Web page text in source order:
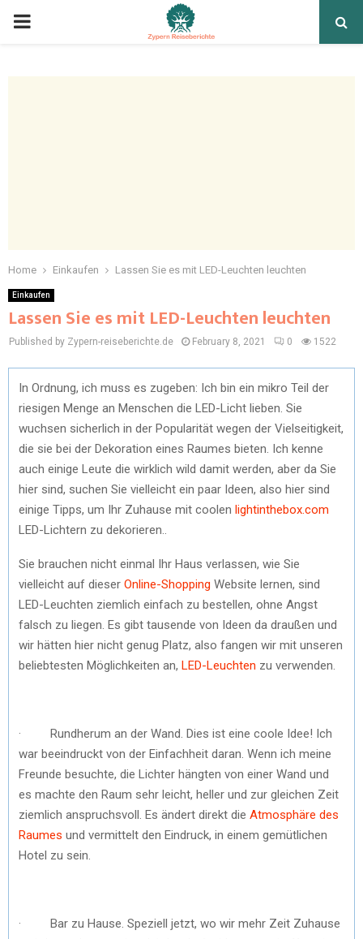
Home Einkaufen Lassen Sie es mit LED-Leuchten leuchten
Einkaufen
Lassen Sie es mit LED-Leuchten leuchten
Published by Zypern-reiseberichte.de February 8, 2021 0 1522
In Ordnung, ich muss es zugeben: Ich bin ein mikro Teil der
riesigen Menge an Menschen die LED-Licht lieben. Sie
wuchsen sicherlich in der Popularität wegen der Vielseitigkeit,
die sie bei der Dekoration eines Raumes bieten. Ich kenne
auch einige Leute die wirklich wild damit werden, aber da Sie
hier sind, suchen Sie vielleicht ein paar Ideen, also hier sind
einige Tipps, um Ihr Zuhause mit coolen lightinthebox.com
LED-Lichtern zu dekorieren..
Sie brauchen nicht einmal Ihr Haus verlassen, wie Sie
vielleicht auf dieser Online-Shopping Website lernen, sind
LED-Leuchten ziemlich einfach zu bestellen, ohne Angst
falsch zu liegen. Es gibt tausende von Ideen da draußen und
wir hätten hier nicht genug Platz, also fangen wir mit unseren
beliebtesten Möglichkeiten an, LED-Leuchten zu verwenden.
· Rundherum an der Wand. Dies ist eine coole Idee! Ich
war beeindruckt von der Einfachheit daran. Wenn ich meine
Freunde besuchte, die Lichter hängten von einer Wand und
es machte den Raum sehr leicht, heller und zur gleichen Zeit
ziemlich anspruchsvoll. Es ändert direkt die Atmosphäre des
Raumes und vermittelt den Eindruck, in einem gemütlichen
Hotel zu sein.
· Bar zu Hause. Speziell jetzt, wo wir mehr Zeit Zuhause